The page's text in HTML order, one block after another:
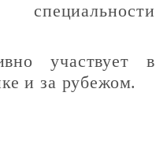
участвует в
и за рубежом.